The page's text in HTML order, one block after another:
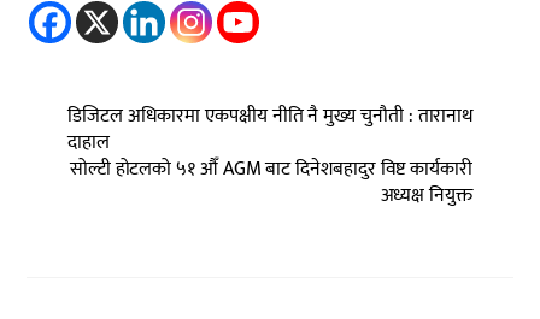
डिजिटल अधिकारमा एकपक्षीय नीति नै मुख्य चुनौती : तारानाथ
दाहाल
सोल्टी होटलको ५१ औँ AGM बाट दिनेशबहादुर विष्ट कार्यकारी
अध्यक्ष नियुक्त